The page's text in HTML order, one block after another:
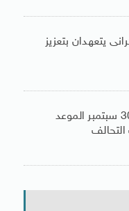
يتعهدان بتعزيز
رئيس الوزراء العراقى: 30 سبتمبر الموعد